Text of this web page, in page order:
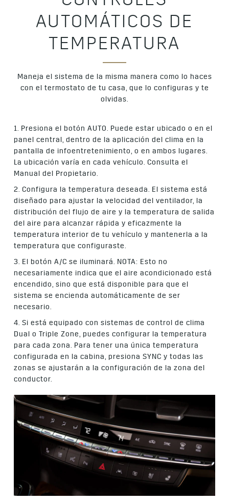
AUTOMÁTICOS DE
TEMPERATURA
Maneja el sistema de la misma manera como lo haces
con el termostato de tu casa, que lo configuras y te
olvidas.
1. Presiona el botón AUTO. Puede estar ubicado o en el
panel central, dentro de la aplicación del clima en la
pantalla de infoentretenimiento, o en ambos lugares.
La ubicación varía en cada vehículo. Consulta el
Manual del Propietario.
2. Configura la temperatura deseada. El sistema está
diseñado para ajustar la velocidad del ventilador, la
distribución del flujo de aire y la temperatura de salida
del aire para alcanzar rápida y eficazmente la
temperatura interior de tu vehículo y mantenerla a la
temperatura que configuraste.
3. El botón A/C se iluminará. NOTA: Esto no
necesariamente indica que el aire acondicionado está
encendido, sino que está disponible para que el
sistema se encienda automáticamente de ser
necesario.
4. Si está equipado con sistemas de control de clima
Dual o Triple Zone, puedes configurar la temperatura
para cada zona. Para tener una única temperatura
configurada en la cabina, presiona SYNC y todas las
zonas se ajustarán a la configuración de la zona del
conductor.